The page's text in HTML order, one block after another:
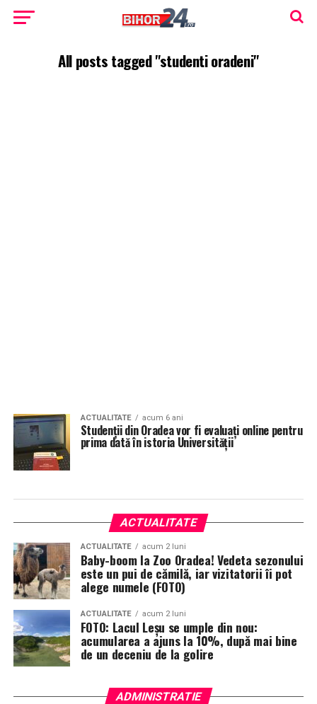
All posts tagged "studenti oradeni"
ACTUALITATE acum 6 ani
Studenții din Oradea vor fi evaluați online pentru
prima dată în istoria Universităţii
ACTUALITATE
ACTUALITATE acum 2 luni
Baby-boom la Zoo Oradea! Vedeta sezonului
este un pui de cămilă, iar vizitatorii îi pot
alege numele (FOTO)
ACTUALITATE acum 2 luni
FOTO: Lacul Leșu se umple din nou:
acumularea a ajuns la 10%, după mai bine
de un deceniu de la golire
ADMINISTRATIE